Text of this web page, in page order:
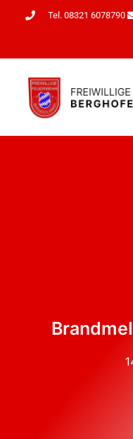
Tel. 08321 6078790